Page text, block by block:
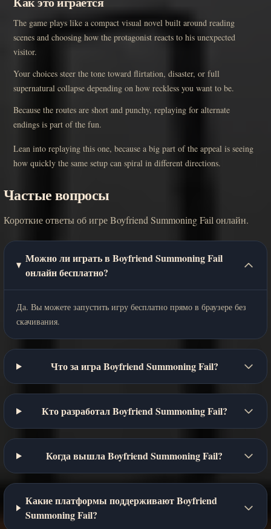
The game plays like a compact visual novel built around reading
scenes and choosing how the protagonist reacts to his unexpected
visitor.
Your choices steer the tone toward flirtation, disaster, or full
supernatural collapse depending on how reckless you want to be.
Because the routes are short and punchy, replaying for alternate
endings is part of the fun.
Lean into replaying this one, because a big part of the appeal is seeing
how quickly the same setup can spiral in different directions.
Частые вопросы
Короткие ответы об игре Boyfriend Summoning Fail онлайн.
Можно ли играть в Boyfriend Summoning Fail
онлайн бесплатно?
Да. Вы можете запустить игру бесплатно прямо в браузере без
скачивания.
Что за игра Boyfriend Summoning Fail?
Кто разработал Boyfriend Summoning Fail?
Когда вышла Boyfriend Summoning Fail?
Какие платформы поддерживают Boyfriend
Summoning Fail?